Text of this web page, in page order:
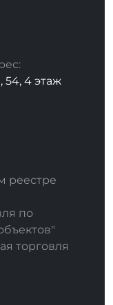
54, 4 этаж
реестре
по
торговля